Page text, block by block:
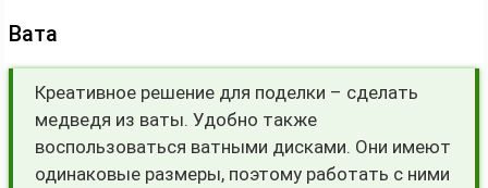
Вата
Креативное решение для поделки – сделать
медведя из ваты. Удобно также
воспользоваться ватными дисками. Они имеют
одинаковые размеры, поэтому работать с ними